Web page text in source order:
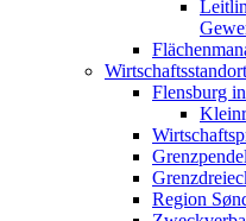
Wirtschaftsstandort
Flensburg
Region